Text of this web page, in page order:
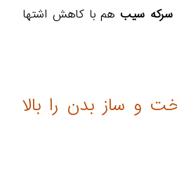
سرکه سیبهم با کاهش اشتها
و ساز بدن را بالا